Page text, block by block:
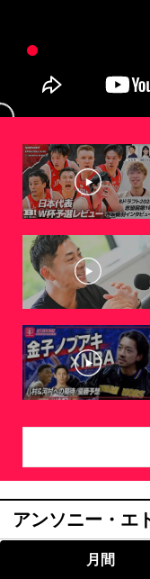
アンソニー・エ
月間